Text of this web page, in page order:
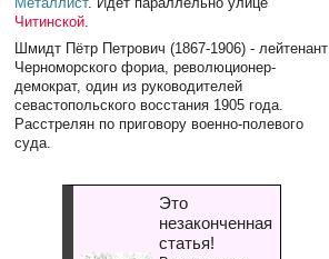
Читинской.
Шмидт Пётр Петрович (1867-1906) - лейтенант
Черноморского фориа, революционер-
демократ, один из руководителей
севастопольского восстания 1905 года.
Расстрелян по приговору военно-полевого
суда.
Это
незаконченная
статья!